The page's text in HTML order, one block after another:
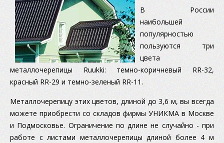
В России
наибольшей
популярностью
пользуются три
цвета
металлочерепицы Ruukki: темно-коричневый RR-32,
красный RR-29 и темно-зеленый RR-11.
Металлочерепицу этих цветов, длиной до 3,6 м, вы всегда
можете приобрести со складов фирмы УНИКМА в Москве
и Подмосковье. Ограничение по длине не случайно - при
работе с листами металлочерепицы длиной более 4 м